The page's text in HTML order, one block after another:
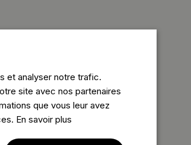
et analyser notre trafic.
site avec nos partenaires
que vous leur avez
En savoir plus